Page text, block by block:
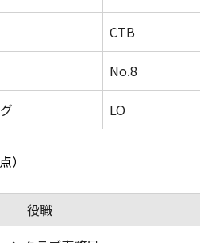
CTB
No.8
LO
）
役職